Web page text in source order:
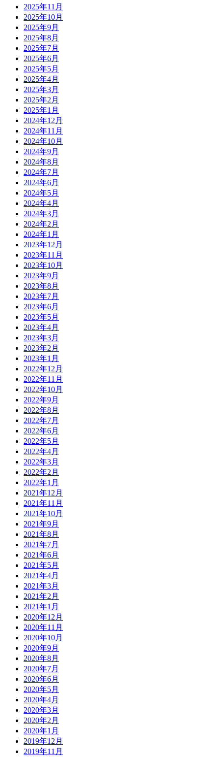
2025年11月
2025年10月
2025年9月
2025年8月
2025年7月
2025年6月
2025年5月
2025年4月
2025年3月
2025年2月
2025年1月
2024年12月
2024年11月
2024年10月
2024年9月
2024年8月
2024年7月
2024年6月
2024年5月
2024年4月
2024年3月
2024年2月
2024年1月
2023年12月
2023年11月
2023年10月
2023年9月
2023年8月
2023年7月
2023年6月
2023年5月
2023年4月
2023年3月
2023年2月
2023年1月
2022年12月
2022年11月
2022年10月
2022年9月
2022年8月
2022年7月
2022年6月
2022年5月
2022年4月
2022年3月
2022年2月
2022年1月
2021年12月
2021年11月
2021年10月
2021年9月
2021年8月
2021年7月
2021年6月
2021年5月
2021年4月
2021年3月
2021年2月
2021年1月
2020年12月
2020年11月
2020年10月
2020年9月
2020年8月
2020年7月
2020年6月
2020年5月
2020年4月
2020年3月
2020年2月
2020年1月
2019年12月
2019年11月